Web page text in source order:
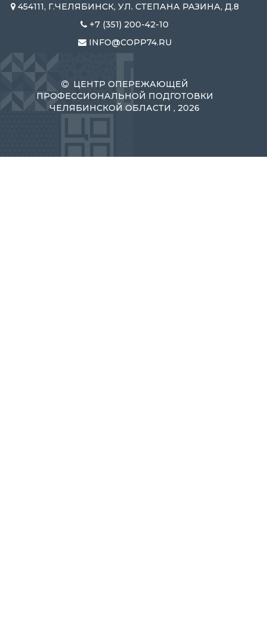
454111, Г.ЧЕЛЯБИНСК, УЛ. СТЕПАНА РАЗИНА, Д.8
+7 (351) 200-42-10
INFO@COPP74.RU
ЦЕНТР ОПЕРЕЖАЮЩЕЙ
ПРОФЕССИОНАЛЬНОЙ ПОДГОТОВКИ
ЧЕЛЯБИНСКОЙ ОБЛАСТИ , 2026